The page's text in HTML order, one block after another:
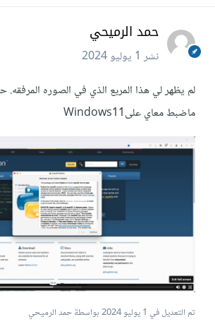
حمد الرميحي
نشر1 يوليو 2024
لم يظهر لي هذا المربع الذي في الصوره
ماضبط معاي علىWindows11
تم التعديل في 1 يوليو 2024 بواسطة حمد الرميحي